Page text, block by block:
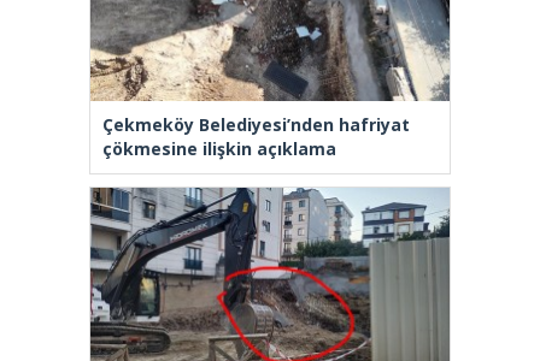
Çekmeköy Belediyesi’nden hafriyat
çökmesine ilişkin açıklama